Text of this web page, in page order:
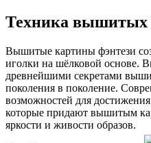
Техника вышитых
Вышитые картины фэнтези
иголки на шёлковой основе.
древнейшими секретами
поколения в поколение.
возможностей для
которые придают вышитым
яркости и живости образов.